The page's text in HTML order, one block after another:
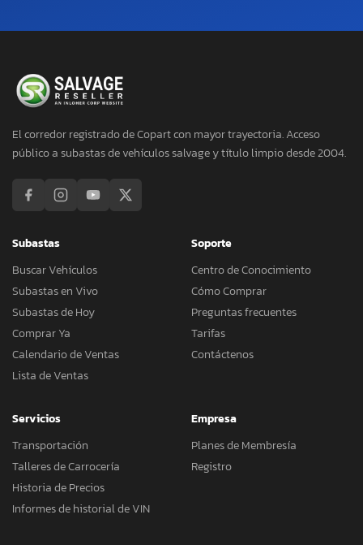
El corredor registrado de Copart con mayor trayectoria. Acceso
público a subastas de vehículos salvage y título limpio desde 2004.
Subastas
Buscar Vehículos
Subastas en Vivo
Subastas de Hoy
Comprar Ya
Calendario de Ventas
Lista de Ventas
Soporte
Centro de Conocimiento
Cómo Comprar
Preguntas frecuentes
Tarifas
Contáctenos
Servicios
Transportación
Talleres de Carrocería
Historia de Precios
Informes de historial de VIN
Empresa
Planes de Membresía
Registro